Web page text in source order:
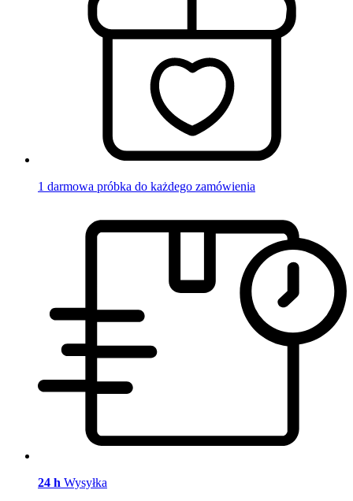
1 darmowa próbka do każdego zamówienia
24 h Wysyłka